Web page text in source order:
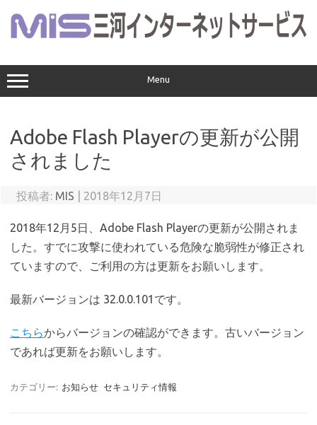
ス
キ
ッ
Menu
Adobe Flash Playerの更新が公開
されました
投稿者: MIS 2018年12月7日
2018年12月5日、Adobe Flash Playerの更新が公開されま
した。すでに攻撃に使われている危険な脆弱性が修正され
ていますので、ご利用の方は更新をお願いします。
最新バージョンは 32.0.0.101です。
こちらからバージョンの確認ができます。古いバージョン
であれば更新をお願いします。
カテゴリー: お知らせ セキュリティ情報